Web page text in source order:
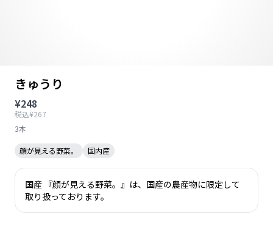
きゅうり
¥248
税込¥267
3本
顔が見える野菜。 国内産
国産 『顔が見える野菜。』は、国産の農産物に限定して
取り扱っております。